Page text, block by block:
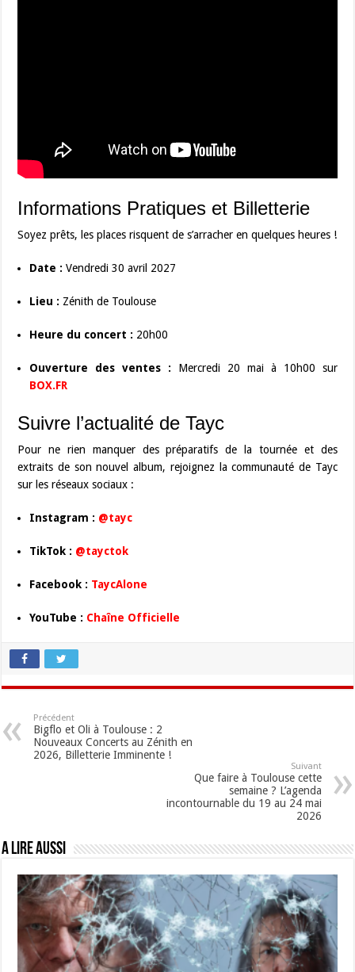
Informations Pratiques et Billetterie
Soyez prêts, les places risquent de s’arracher en quelques heures !
Date : Vendredi 30 avril 2027
Lieu : Zénith de Toulouse
Heure du concert : 20h00
Ouverture des ventes : Mercredi 20 mai à 10h00 sur
BOX.FR
Suivre l’actualité de Tayc
Pour ne rien manquer des préparatifs de la tournée et des
extraits de son nouvel album, rejoignez la communauté de Tayc
sur les réseaux sociaux :
Instagram : @tayc
TikTok : @tayctok
Facebook : TaycAlone
YouTube : Chaîne Officielle
Précédent
Bigflo et Oli à Toulouse : 2
Nouveaux Concerts au Zénith en
2026, Billetterie Imminente !
Suivant
Que faire à Toulouse cette
semaine ? L’agenda
incontournable du 19 au 24 mai
2026
A lire aussi